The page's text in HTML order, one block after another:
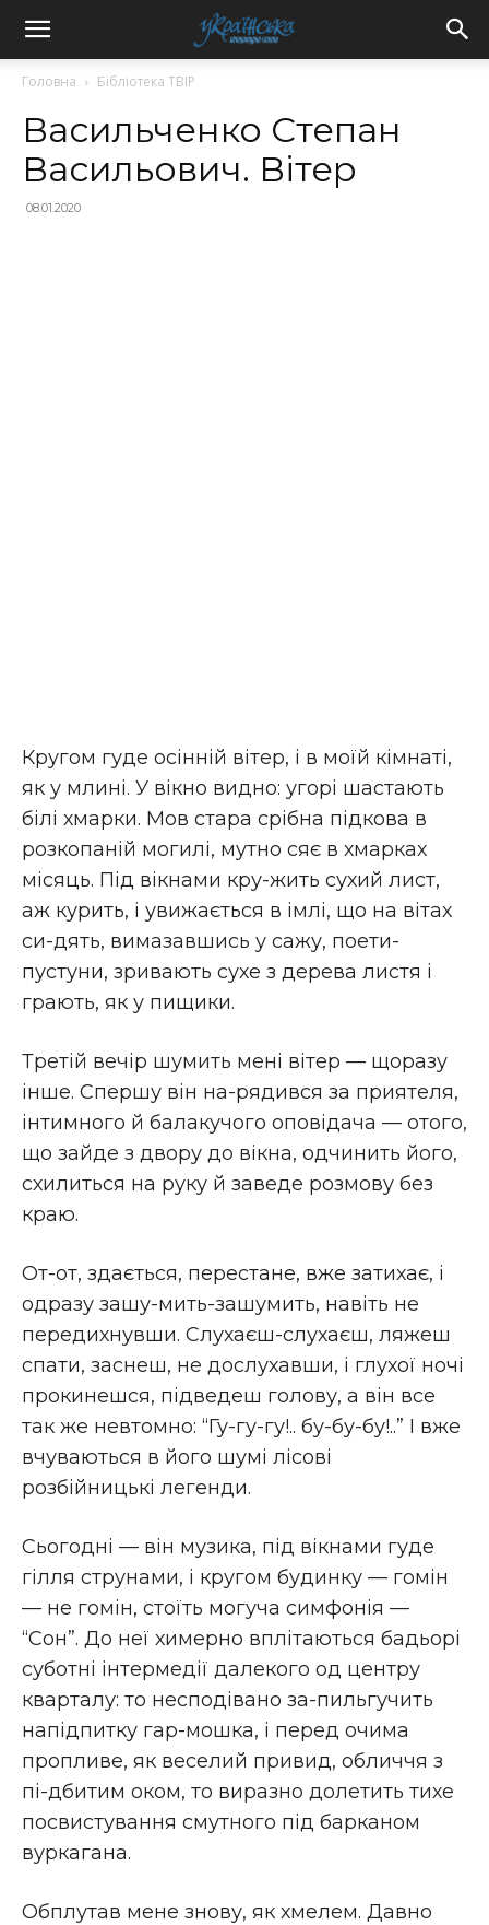
Головна Бібліотека ТВІР
Васильченко Степан
Васильович. Вітер
08.01.2020
Кругом гуде осінній вітер, і в моїй кімнаті,
як у млині. У вікно видно: угорі шастають
білі хмарки. Мов стара срібна підкова в
розкопаній могилі, мутно сяє в хмарках
місяць. Під вікнами кру-жить сухий лист,
аж курить, і увижається в імлі, що на вітах
си-дять, вимазавшись у сажу, поети-
пустуни, зривають сухе з дерева листя і
грають, як у пищики.
Третій вечір шумить мені вітер — щоразу
інше. Спершу він на-рядився за приятеля,
інтимного й балакучого оповідача — отого,
що зайде з двору до вікна, одчинить його,
схилиться на руку й заведе розмову без
краю.
От-от, здається, перестане, вже затихає, і
одразу зашу-мить-зашумить, навіть не
передихнувши. Слухаєш-слухаєш, ляжеш
спати, заснеш, не дослухавши, і глухої ночі
прокинешся, підведеш голову, а він все
так же невтомно: “Гу-гу-гу!.. бу-бу-бу!..” І вже
вчуваються в його шумі лісові
розбійницькі легенди.
Сьогодні — він музика, під вікнами гуде
гілля струнами, і кругом будинку — гомін
— не гомін, стоїть могуча симфонія —
“Сон”. До неї химерно вплітаються бадьорі
суботні інтермедії далекого од центру
кварталу: то несподівано за-пильгучить
напідпитку гар-мошка, і перед очима
пропливе, як веселий привид, обличчя з
пі-дбитим оком, то виразно долетить тихе
посвистування смутного під барканом
вуркагана.
Обплутав мене знову, як хмелем. Давно